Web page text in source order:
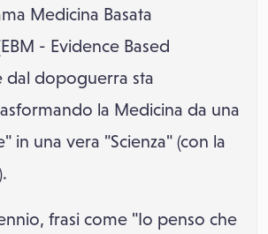
Medicina Basata
- Evidence Based
dal dopoguerra sta
la Medicina da una
in una vera "Scienza" (con la
frasi come "Io penso che